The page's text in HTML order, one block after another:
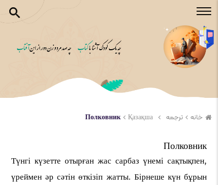
خانه ترجمه Қазақша
Полковник
Полковник
Түнгі күзетте отырған жас сарбаз үнемі сақтықпен,
үреймен әр сәтін өткізіп жатты. Бірнеше күн бұрын